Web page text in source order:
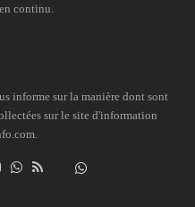
continu.
informe sur la manière dont sont
sur le site d'information
InstagramWhatsAppDailymotion